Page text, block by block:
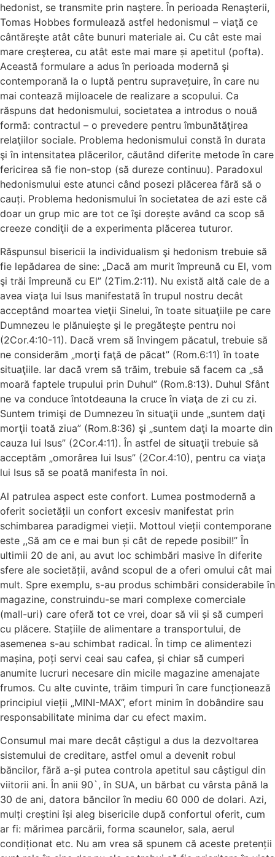
hedonist, se transmite prin naştere. În perioada Renaşterii,
Tomas Hobbes formulează astfel hedonismul – viaţă ce
cântăreşte atât câte bunuri materiale ai. Cu cât este mai
mare creşterea, cu atât este mai mare și apetitul (pofta).
Această formulare a adus în perioada modernă şi
contemporană la o luptă pentru supravețuire, în care nu
mai contează mijloacele de realizare a scopului. Ca
răspuns dat hedonismului, societatea a introdus o nouă
formă: contractul – o prevedere pentru îmbunătăţirea
relaţiilor sociale. Problema hedonismului constă în durata
şi în intensitatea plăcerilor, căutând diferite metode în care
fericirea să fie non-stop (să dureze continuu). Paradoxul
hedonismului este atunci când posezi plăcerea fără să o
cauți. Problema hedonismului în societatea de azi este că
doar un grup mic are tot ce îşi dorește având ca scop să
creeze condiţii de a experimenta plăcerea tuturor.
Răspunsul bisericii la individualism şi hedonism trebuie să
fie lepădarea de sine: „Dacă am murit împreună cu El, vom
şi trăi împreună cu El” (2Tim.2:11). Nu există altă cale de a
avea viaţa lui Isus manifestată în trupul nostru decât
acceptând moartea vieţii Sinelui, în toate situaţiile pe care
Dumnezeu le plănuieşte şi le pregăteşte pentru noi
(2Cor.4:10-11). Dacă vrem să învingem păcatul, trebuie să
ne considerăm „morţi faţă de păcat” (Rom.6:11) în toate
situaţiile. Iar dacă vrem să trăim, trebuie să facem ca „să
moară faptele trupului prin Duhul” (Rom.8:13). Duhul Sfânt
ne va conduce întotdeauna la cruce în viaţa de zi cu zi.
Suntem trimişi de Dumnezeu în situaţii unde „suntem daţi
morţii toată ziua” (Rom.8:36) şi „suntem daţi la moarte din
cauza lui Isus” (2Cor.4:11). În astfel de situaţii trebuie să
acceptăm „omorârea lui Isus” (2Cor.4:10), pentru ca viaţa
lui Isus să se poată manifesta în noi.
Al patrulea aspect este confort. Lumea postmodernă a
oferit societății un confort excesiv manifestat prin
schimbarea paradigmei vieții. Mottoul vieții contemporane
este ,,Să am ce e mai bun și cât de repede posibil!” În
ultimii 20 de ani, au avut loc schimbări masive în diferite
sfere ale societății, având scopul de a oferi omului cât mai
mult. Spre exemplu, s-au produs schimbări considerabile în
magazine, construindu-se mari complexe comerciale
(mall-uri) care oferă tot ce vrei, doar să vii și să cumperi
cu plăcere. Stațiile de alimentare a transportului, de
asemenea s-au schimbat radical. În timp ce alimentezi
mașina, poți servi ceai sau cafea, și chiar să cumperi
anumite lucruri necesare din micile magazine amenajate
frumos. Cu alte cuvinte, trăim timpuri în care funcționează
principiul vieții „MINI-MAX”, efort minim în dobândire sau
responsabilitate minima dar cu efect maxim.
Consumul mai mare decât câștigul a dus la dezvoltarea
sistemului de creditare, astfel omul a devenit robul
băncilor, fără a-și putea controla apetitul sau câștigul din
viitorii ani. În anii 90`, în SUA, un bărbat cu vârsta până la
30 de ani, datora băncilor în mediu 60 000 de dolari. Azi,
mulți creștini își aleg bisericile după confortul oferit, cum
ar fi: mărimea parcării, forma scaunelor, sala, aerul
condiționat etc. Nu am vrea să spunem că aceste pretenții